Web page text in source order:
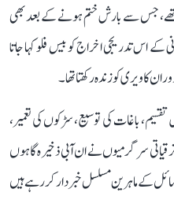
جس سے بارش ختم ہونے کے بعد بھی
کے اس تدریجی اخراج کو بیس فلو کہا جاتا
کاویری کو زندہ رکھتا تھا۔
باغات کی توسیع، سڑکوں کی تعمیر،
سرگرمیوں نے ان آبی ذخیرہ گاہوں
کے ماہرین مسلسل خبردار کر رہے ہیں